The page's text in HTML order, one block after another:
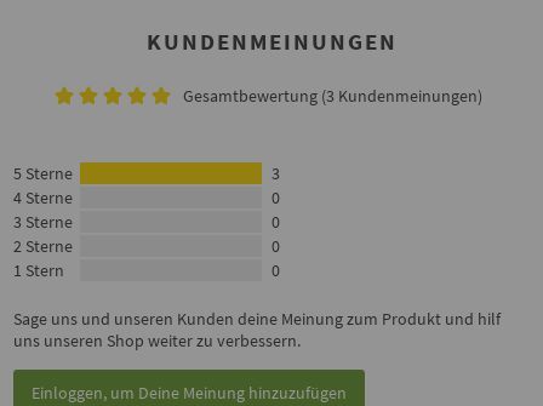
KUNDENMEINUNGEN
Gesamtbewertung (3 Kundenmeinungen)
5 Sterne
3
4 Sterne
0
3 Sterne
0
2 Sterne
0
1 Stern
0
Sage uns und unseren Kunden deine Meinung zum Produkt und hilf
uns unseren Shop weiter zu verbessern.
Einloggen, um Deine Meinung hinzuzufügen